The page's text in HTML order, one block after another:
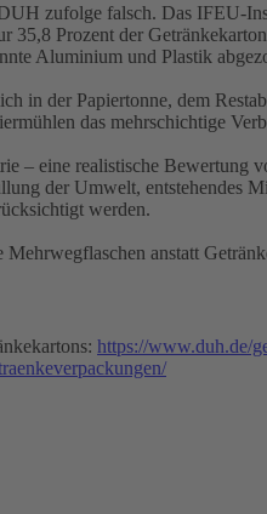
zufolge falsch. Das IFEU-
Prozent der
Aluminium und Plastik
in der Papiertonne, dem
das mehrschichtige
eine realistische Bewertung
der Umwelt, entstehendes
werden.
anstatt
https://www.duh.de/